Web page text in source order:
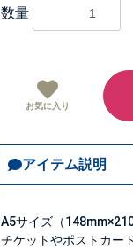
お気に入り
数量
アイテム説明
A5サイズ（
チケットやポストカー